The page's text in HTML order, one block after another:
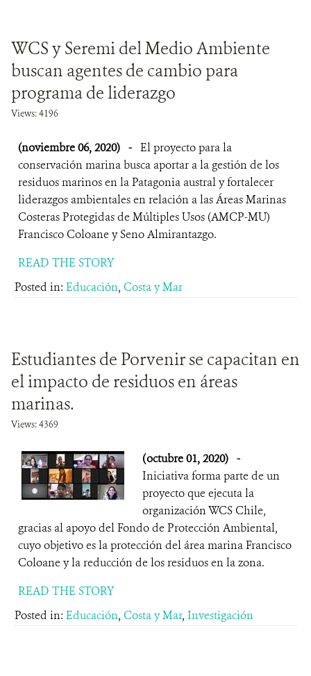
WCS y Seremi del Medio Ambiente
buscan agentes de cambio para
programa de liderazgo
Views: 4196
(noviembre 06, 2020) - El proyecto para la
conservación marina busca aportar a la gestión de los
residuos marinos en la Patagonia austral y fortalecer
liderazgos ambientales en relación a las Áreas Marinas
Costeras Protegidas de Múltiples Usos (AMCP-MU)
Francisco Coloane y Seno Almirantazgo.
READ THE STORY
Posted in: Educación, Costa y Mar
Estudiantes de Porvenir se capacitan en
el impacto de residuos en áreas
marinas.
Views: 4369
(octubre 01, 2020) -
Iniciativa forma parte de un
proyecto que ejecuta la
organización WCS Chile,
gracias al apoyo del Fondo de Protección Ambiental,
cuyo objetivo es la protección del área marina Francisco
Coloane y la reducción de los residuos en la zona.
READ THE STORY
Posted in: Educación, Costa y Mar, Investigación